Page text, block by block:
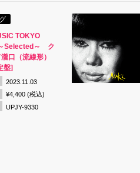
TOKYO
Selected～ ク
口（流線形）
盤]
2023.11.03
¥4,400 (税込)
UPJY-9330